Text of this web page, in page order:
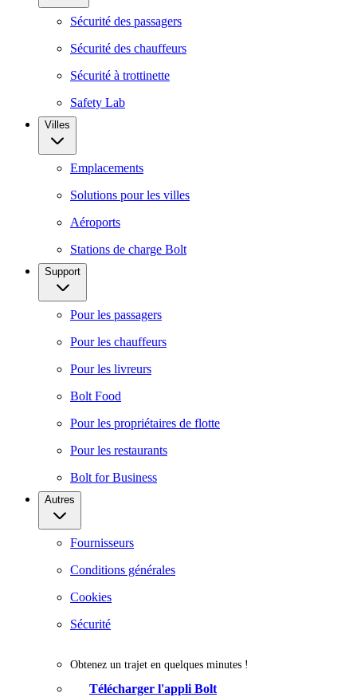
Sécurité des passagers
Sécurité des chauffeurs
Sécurité à trottinette
Safety Lab
Villes
Emplacements
Solutions pour les villes
Aéroports
Stations de charge Bolt
Support
Pour les passagers
Pour les chauffeurs
Pour les livreurs
Bolt Food
Pour les propriétaires de flotte
Pour les restaurants
Bolt for Business
Autres
Fournisseurs
Conditions générales
Cookies
Sécurité
Obtenez un trajet en quelques minutes !
Télécharger l'appli Bolt